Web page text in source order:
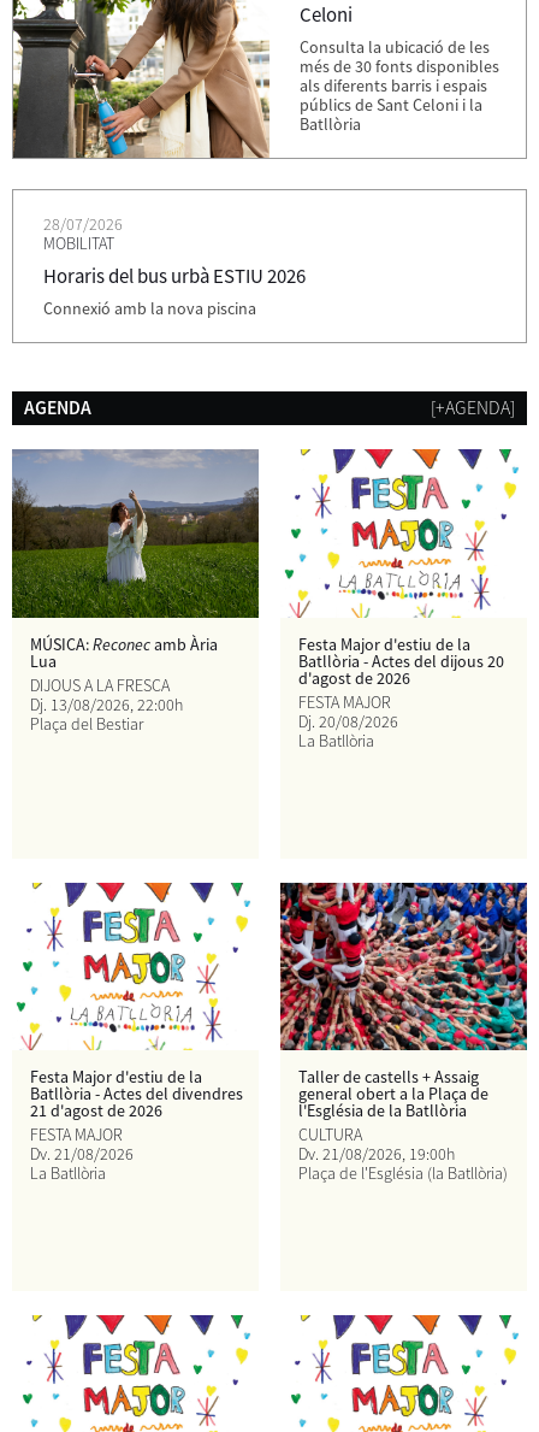
Celoni
Consulta la ubicació de les
més de 30 fonts disponibles
als diferents barris i espais
públics de Sant Celoni i la
Batllòria
28/07/2026
MOBILITAT
Horaris del bus urbà ESTIU 2026
Connexió amb la nova piscina
AGENDA [+AGENDA]
MÚSICA:Reconecamb Ària
Lua
DIJOUS A LA FRESCA
Dj. 13/08/2026 , 22:00h
Plaça del Bestiar
Festa Major d'estiu de la
Batllòria - Actes del dijous 20
d'agost de 2026
FESTA MAJOR
Dj. 20/08/2026
La Batllòria
Festa Major d'estiu de la
Batllòria - Actes del divendres
21 d'agost de 2026
FESTA MAJOR
Dv. 21/08/2026
La Batllòria
Taller de castells + Assaig
general obert a la Plaça de
l'Església de la Batllòria
CULTURA
Dv. 21/08/2026, 19:00h
Plaça de l'Església (la Batllòria)